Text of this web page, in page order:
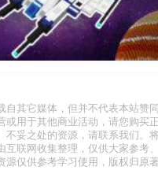
自其它媒体，但并不代表本站赞
或用于其他商业活动，请您购买
不妥之处的资源，请联系我们。
互联网收集整理，仅供大家参考
源仅供参考学习使用，版权归原